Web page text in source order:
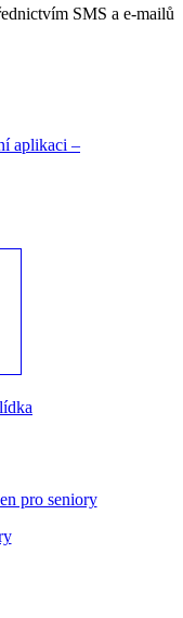
SMS a e-mailů
aplikaci –
pro seniory